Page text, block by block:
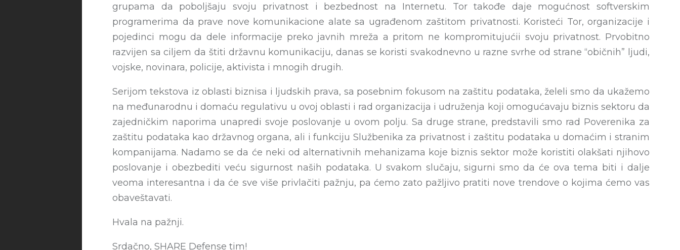
grupama da poboljšaju svoju privatnost i bezbednost na Internetu. Tor takođe daje mogućnost softverskim
programerima da prave nove komunikacione alate sa ugrađenom zaštitom privatnosti. Koristeći Tor, organizacije i
pojedinci mogu da dele informacije preko javnih mreža a pritom ne kompromitujućii svoju privatnost. Prvobitno
razvijen sa ciljem da štiti državnu komunikaciju, danas se koristi svakodnevno u razne svrhe od strane “običnih” ljudi,
vojske, novinara, policije, aktivista i mnogih drugih.
Serijom tekstova iz oblasti biznisa i ljudskih prava, sa posebnim fokusom na zaštitu podataka, želeli smo da ukažemo
na međunarodnu i domaću regulativu u ovoj oblasti i rad organizacija i udruženja koji omogućavaju biznis sektoru da
zajedničkim naporima unapredi svoje poslovanje u ovom polju. Sa druge strane, predstavili smo rad Poverenika za
zaštitu podataka kao državnog organa, ali i funkciju Službenika za privatnost i zaštitu podataka u domaćim i stranim
kompanijama. Nadamo se da će neki od alternativnih mehanizama koje biznis sektor može koristiti olakšati njihovo
poslovanje i obezbediti veću sigurnost naših podataka. U svakom slučaju, sigurni smo da će ova tema biti i dalje
veoma interesantna i da će sve više privlačiti pažnju, pa ćemo zato pažljivo pratiti nove trendove o kojima ćemo vas
obaveštavati.
Hvala na pažnji.
Srdačno, SHARE Defense tim!